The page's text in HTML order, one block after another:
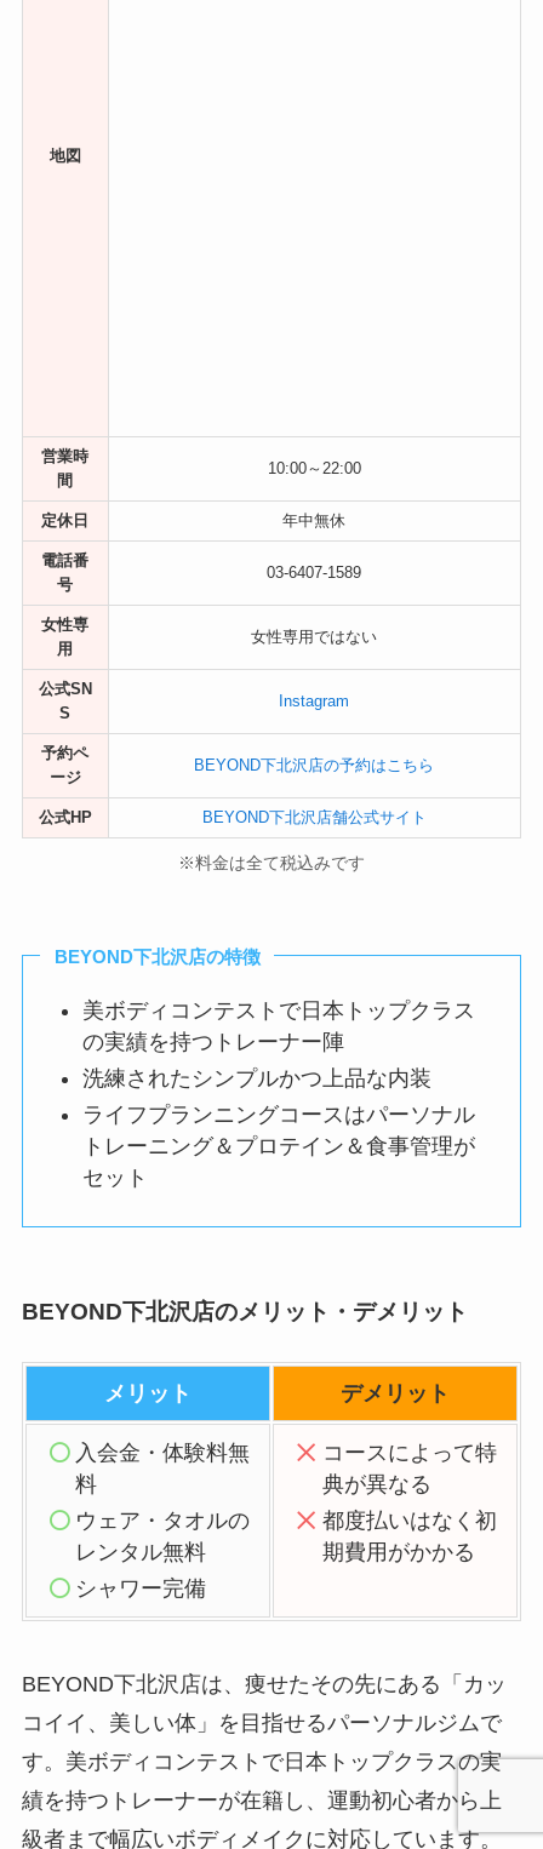
地図
営業時
間
10:00～22:00
定休日 年中無休
電話番
号
03-6407-1589
女性専
用
女性専用ではない
公式SN
S
Instagram
予約ペ
ージ
BEYOND下北沢店の予約はこちら
公式HP BEYOND下北沢店舗公式サイト
※料金は全て税込みです
BEYOND下北沢店の特徴
美ボディコンテストで日本トップクラス
の実績を持つトレーナー陣
洗練されたシンプルかつ上品な内装
ライフプランニングコースはパーソナル
トレーニング＆プロテイン＆食事管理が
セット
BEYOND下北沢店のメリット・デメリット
メリット デメリット
入会金・体験料無
料
ウェア・タオルの
レンタル無料
シャワー完備
コースによって特
典が異なる
都度払いはなく初
期費用がかかる
BEYOND下北沢店は、痩せたその先にある「カッ
コイイ、美しい体」を目指せるパーソナルジムで
す。美ボディコンテストで日本トップクラスの実
績を持つトレーナーが在籍し、運動初心者から上
級者まで幅広いボディメイクに対応しています。